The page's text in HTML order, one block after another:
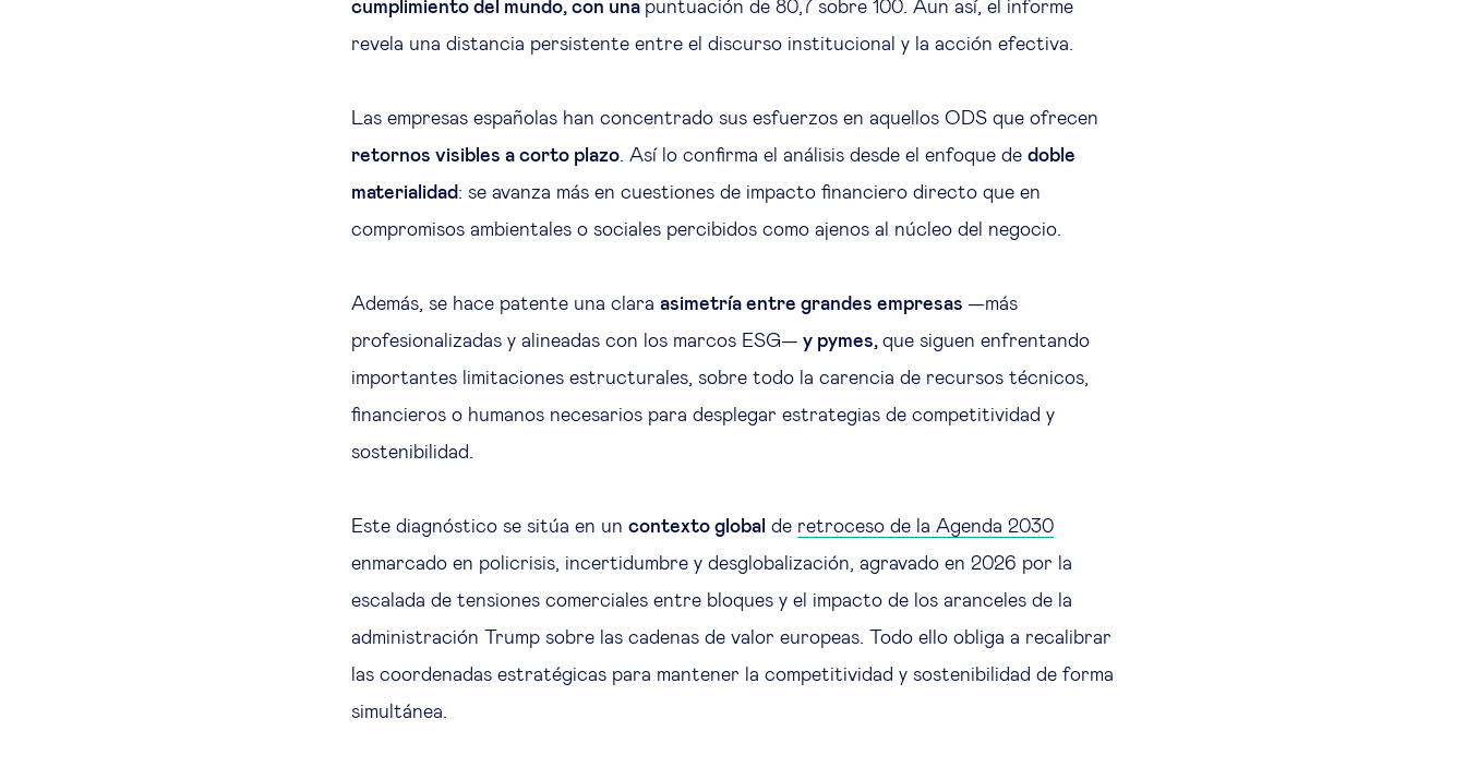
cumplimiento del mundo, con una puntuación de 80,7 sobre 100. Aun así, el informe
revela una distancia persistente entre el discurso institucional y la acción efectiva.
Las empresas españolas han concentrado sus esfuerzos en aquellos ODS que ofrecen
retornos visibles a corto plazo. Así lo confirma el análisis desde el enfoque de doble
materialidad: se avanza más en cuestiones de impacto financiero directo que en
compromisos ambientales o sociales percibidos como ajenos al núcleo del negocio.
Además, se hace patente una clara asimetría entre grandes empresas —más
profesionalizadas y alineadas con los marcos ESG— y pymes, que siguen enfrentando
importantes limitaciones estructurales, sobre todo la carencia de recursos técnicos,
financieros o humanos necesarios para desplegar estrategias de competitividad y
sostenibilidad.
Este diagnóstico se sitúa en un contexto global de retroceso de la Agenda 2030
enmarcado en policrisis, incertidumbre y desglobalización, agravado en 2026 por la
escalada de tensiones comerciales entre bloques y el impacto de los aranceles de la
administración Trump sobre las cadenas de valor europeas. Todo ello obliga a recalibrar
las coordenadas estratégicas para mantener la competitividad y sostenibilidad de forma
simultánea.